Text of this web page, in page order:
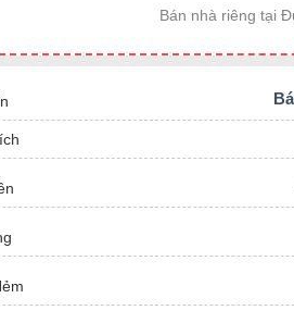
Bán nhà riêng tại